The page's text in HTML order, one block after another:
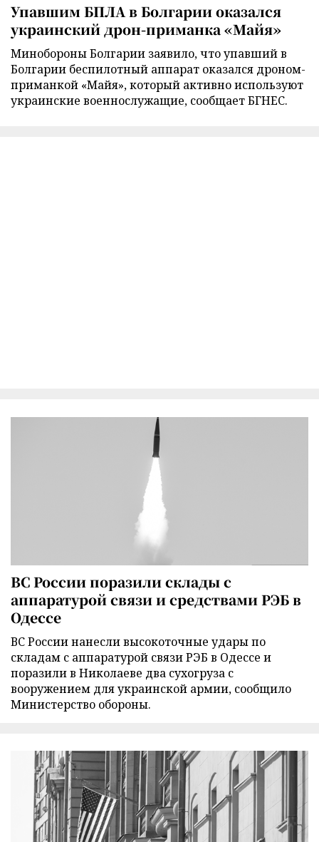
Упавшим БПЛА в Болгарии оказался
украинский дрон-приманка «Майя»
Минобороны Болгарии заявило, что упавший в
Болгарии беспилотный аппарат оказался дроном-
приманкой «Майя», который активно используют
украинские военнослужащие, сообщает БГНЕС.
ВС России поразили склады с
аппаратурой связи и средствами РЭБ в
Одессе
ВС России нанесли высокоточные удары по
складам с аппаратурой связи РЭБ в Одессе и
поразили в Николаеве два сухогруза с
вооружением для украинской армии, сообщило
Министерство обороны.